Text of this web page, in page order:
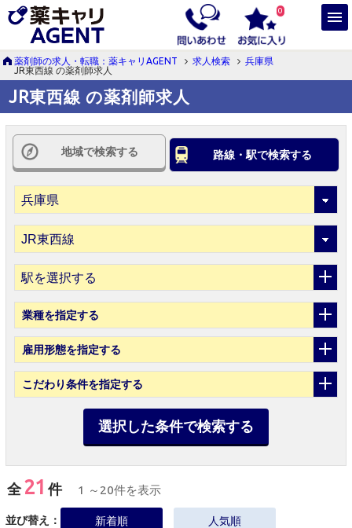
0
薬剤師の求人・転職：薬キャリAGENT 求人検索
兵庫県
JR東西線 の薬剤師求人
JR東西線 の薬剤師求人
地域で検索する 路線・駅で検索する
駅を選択する
業種を指定する
雇用形態を指定する
こだわり条件を指定する
選択した条件で検索する
全21 件 1 ～20件を表示
並び替え： 新着順 人気順